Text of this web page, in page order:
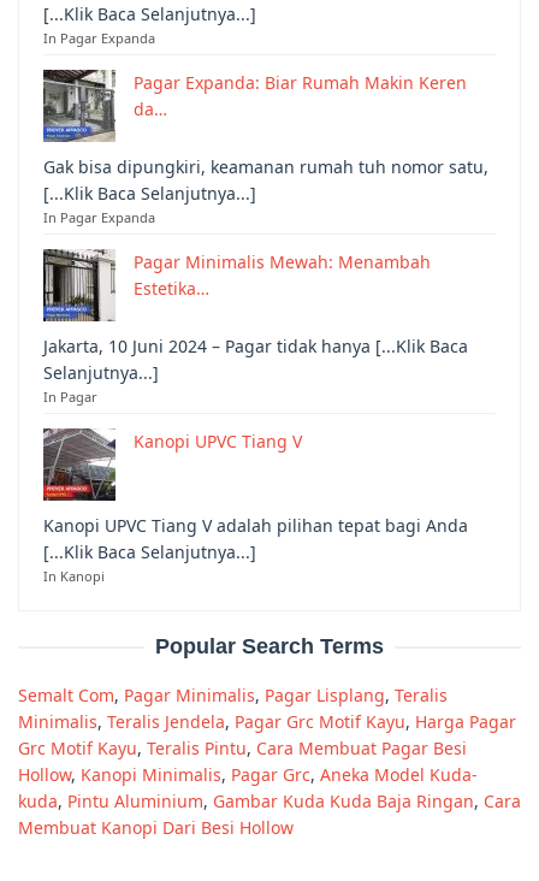
[...Klik Baca Selanjutnya...]
In Pagar Expanda
Pagar Expanda: Biar Rumah Makin Keren
da…
Gak bisa dipungkiri, keamanan rumah tuh nomor satu,
[...Klik Baca Selanjutnya...]
In Pagar Expanda
Pagar Minimalis Mewah: Menambah
Estetika…
Jakarta, 10 Juni 2024 – Pagar tidak hanya [...Klik Baca
Selanjutnya...]
In Pagar
Kanopi UPVC Tiang V
Kanopi UPVC Tiang V adalah pilihan tepat bagi Anda
[...Klik Baca Selanjutnya...]
In Kanopi
Popular Search Terms
Semalt Com, Pagar Minimalis, Pagar Lisplang, Teralis
Minimalis, Teralis Jendela, Pagar Grc Motif Kayu, Harga Pagar
Grc Motif Kayu, Teralis Pintu, Cara Membuat Pagar Besi
Hollow, Kanopi Minimalis, Pagar Grc, Aneka Model Kuda-
kuda, Pintu Aluminium, Gambar Kuda Kuda Baja Ringan, Cara
Membuat Kanopi Dari Besi Hollow